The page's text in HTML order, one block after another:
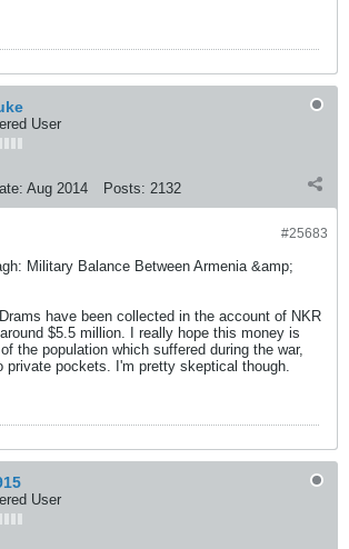
User
Aug 2014 Posts: 2132
#25683
Military Balance Between Armenia &amp;
have been collected in the account of NKR
$5.5 million. I really hope this money is
the population which suffered during the war,
private pockets. I'm pretty skeptical though.
User